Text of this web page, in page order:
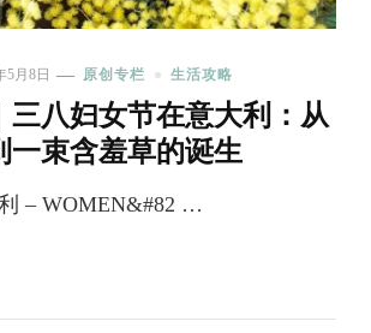
5月8日 原创专栏 生活攻略
三八妇女节在意大利：从
一束含羞草的诞生
– WOMEN&#82 …